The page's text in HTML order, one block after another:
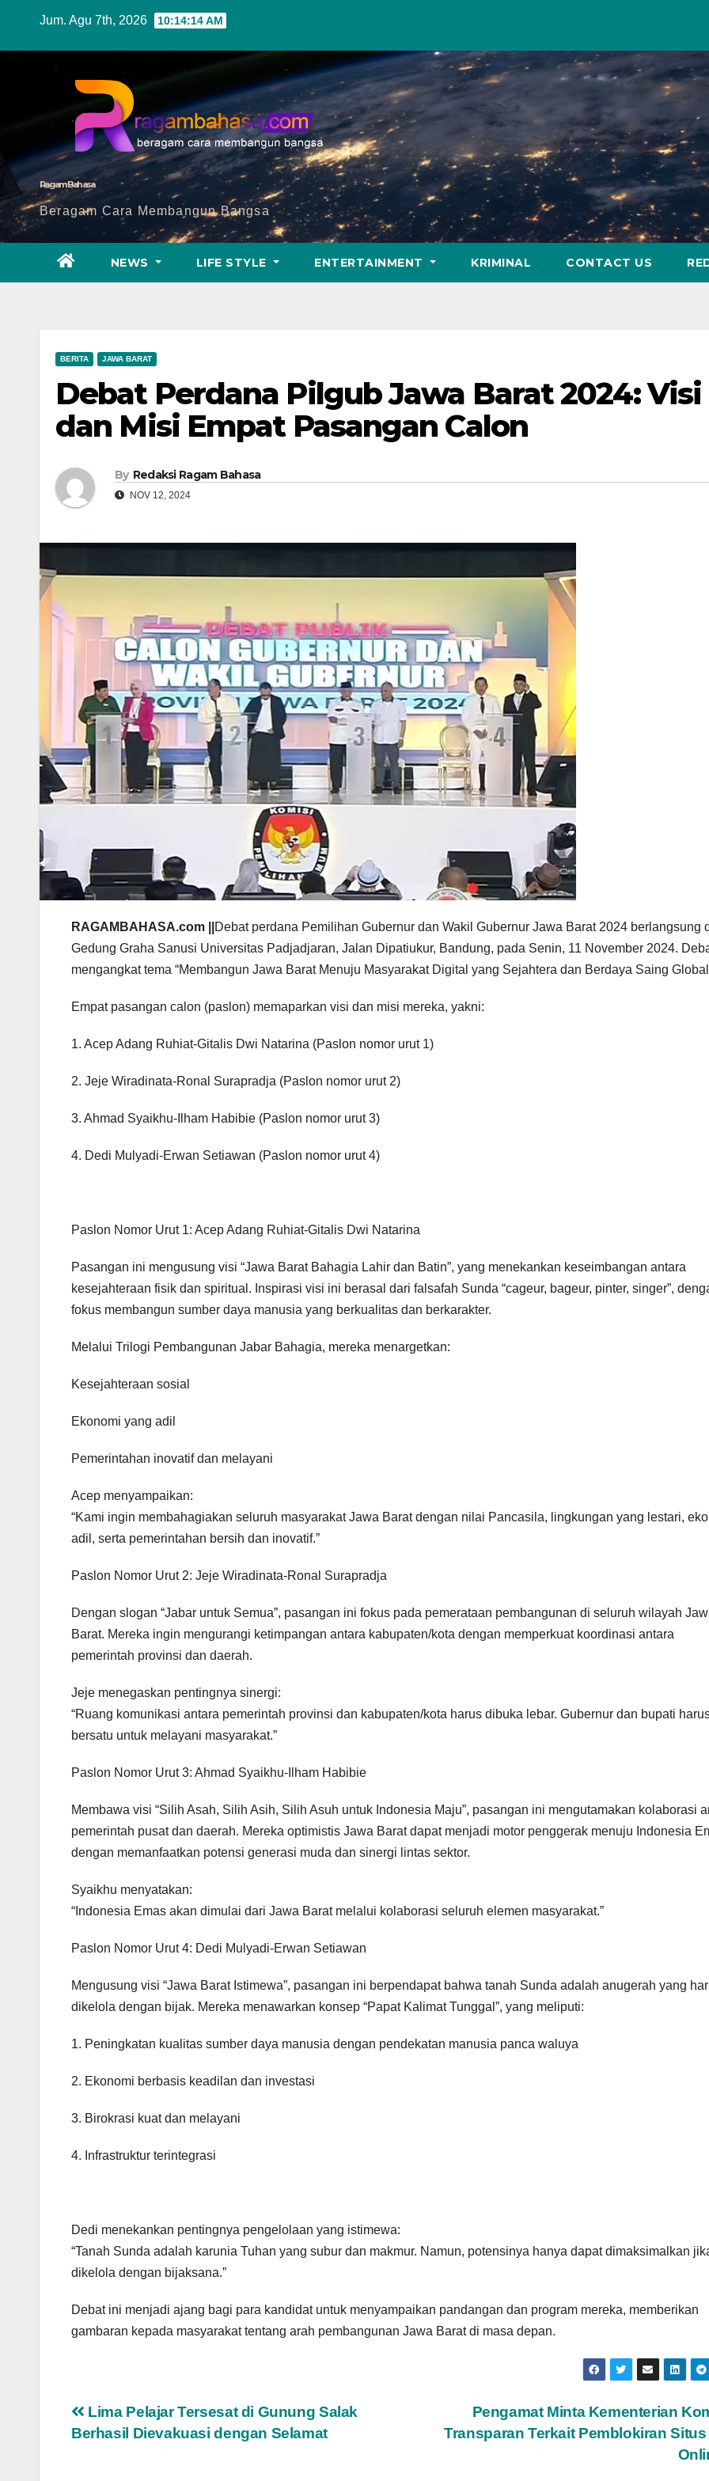
Jum. Agu 7th, 2026 10:14:16 AM
Ragam Bahasa
Beragam Cara Membangun Bangsa
NEWS LIFE STYLE ENTERTAINMENT KRIMINAL CONTACT US
BERITA JAWA BARAT
Debat Perdana Pilgub Jawa Barat 2024: Visi
dan Misi Empat Pasangan Calon
By Redaksi Ragam Bahasa
NOV 12, 2024
RAGAMBAHASA.com ||
Debat perdana Pemilihan Gubernur dan Wakil Gubernur Jawa Barat 2024 berlangsung
Gedung Graha Sanusi Universitas Padjadjaran, Jalan Dipatiukur, Bandung, pada Senin, 11 November 2024.
mengangkat tema “Membangun Jawa Barat Menuju Masyarakat Digital yang Sejahtera dan Berdaya Saing
Empat pasangan calon (paslon) memaparkan visi dan misi mereka, yakni:
1. Acep Adang Ruhiat-Gitalis Dwi Natarina (Paslon nomor urut 1)
2. Jeje Wiradinata-Ronal Surapradja (Paslon nomor urut 2)
3. Ahmad Syaikhu-Ilham Habibie (Paslon nomor urut 3)
4. Dedi Mulyadi-Erwan Setiawan (Paslon nomor urut 4)
Paslon Nomor Urut 1: Acep Adang Ruhiat-Gitalis Dwi Natarina
Pasangan ini mengusung visi “Jawa Barat Bahagia Lahir dan Batin”, yang menekankan keseimbangan antara
kesejahteraan fisik dan spiritual. Inspirasi visi ini berasal dari falsafah Sunda “cageur, bageur, pinter, singer”,
fokus membangun sumber daya manusia yang berkualitas dan berkarakter.
Melalui Trilogi Pembangunan Jabar Bahagia, mereka menargetkan:
Kesejahteraan sosial
Ekonomi yang adil
Pemerintahan inovatif dan melayani
Acep menyampaikan:
“Kami ingin membahagiakan seluruh masyarakat Jawa Barat dengan nilai Pancasila, lingkungan yang lestari,
adil, serta pemerintahan bersih dan inovatif.”
Paslon Nomor Urut 2: Jeje Wiradinata-Ronal Surapradja
Dengan slogan “Jabar untuk Semua”, pasangan ini fokus pada pemerataan pembangunan di seluruh wilayah
Barat. Mereka ingin mengurangi ketimpangan antara kabupaten/kota dengan memperkuat koordinasi antara
pemerintah provinsi dan daerah.
Jeje menegaskan pentingnya sinergi:
“Ruang komunikasi antara pemerintah provinsi dan kabupaten/kota harus dibuka lebar. Gubernur dan bupati
bersatu untuk melayani masyarakat.”
Paslon Nomor Urut 3: Ahmad Syaikhu-Ilham Habibie
Membawa visi “Silih Asah, Silih Asih, Silih Asuh untuk Indonesia Maju”, pasangan ini mengutamakan kolaborasi
pemerintah pusat dan daerah. Mereka optimistis Jawa Barat dapat menjadi motor penggerak menuju Indonesia
dengan memanfaatkan potensi generasi muda dan sinergi lintas sektor.
Syaikhu menyatakan:
“Indonesia Emas akan dimulai dari Jawa Barat melalui kolaborasi seluruh elemen masyarakat.”
Paslon Nomor Urut 4: Dedi Mulyadi-Erwan Setiawan
Mengusung visi “Jawa Barat Istimewa”, pasangan ini berpendapat bahwa tanah Sunda adalah anugerah yang
dikelola dengan bijak. Mereka menawarkan konsep “Papat Kalimat Tunggal”, yang meliputi:
1. Peningkatan kualitas sumber daya manusia dengan pendekatan manusia panca waluya
2. Ekonomi berbasis keadilan dan investasi
3. Birokrasi kuat dan melayani
4. Infrastruktur terintegrasi
Dedi menekankan pentingnya pengelolaan yang istimewa:
“Tanah Sunda adalah karunia Tuhan yang subur dan makmur. Namun, potensinya hanya dapat dimaksimalkan
dikelola dengan bijaksana.”
Debat ini menjadi ajang bagi para kandidat untuk menyampaikan pandangan dan program mereka, memberikan
gambaran kepada masyarakat tentang arah pembangunan Jawa Barat di masa depan.
Navigasi
Pengamat Minta Kementerian
Transparan Terkait Pemblokiran
Lima Pelajar Tersesat di Gunung Salak
Berhasil Dievakuasi dengan Selamat